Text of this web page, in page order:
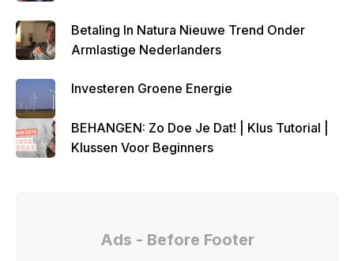
Betaling In Natura Nieuwe Trend Onder
Armlastige Nederlanders
Investeren Groene Energie
BEHANGEN: Zo Doe Je Dat! | Klus Tutorial |
Klussen Voor Beginners
Ads - Before Footer